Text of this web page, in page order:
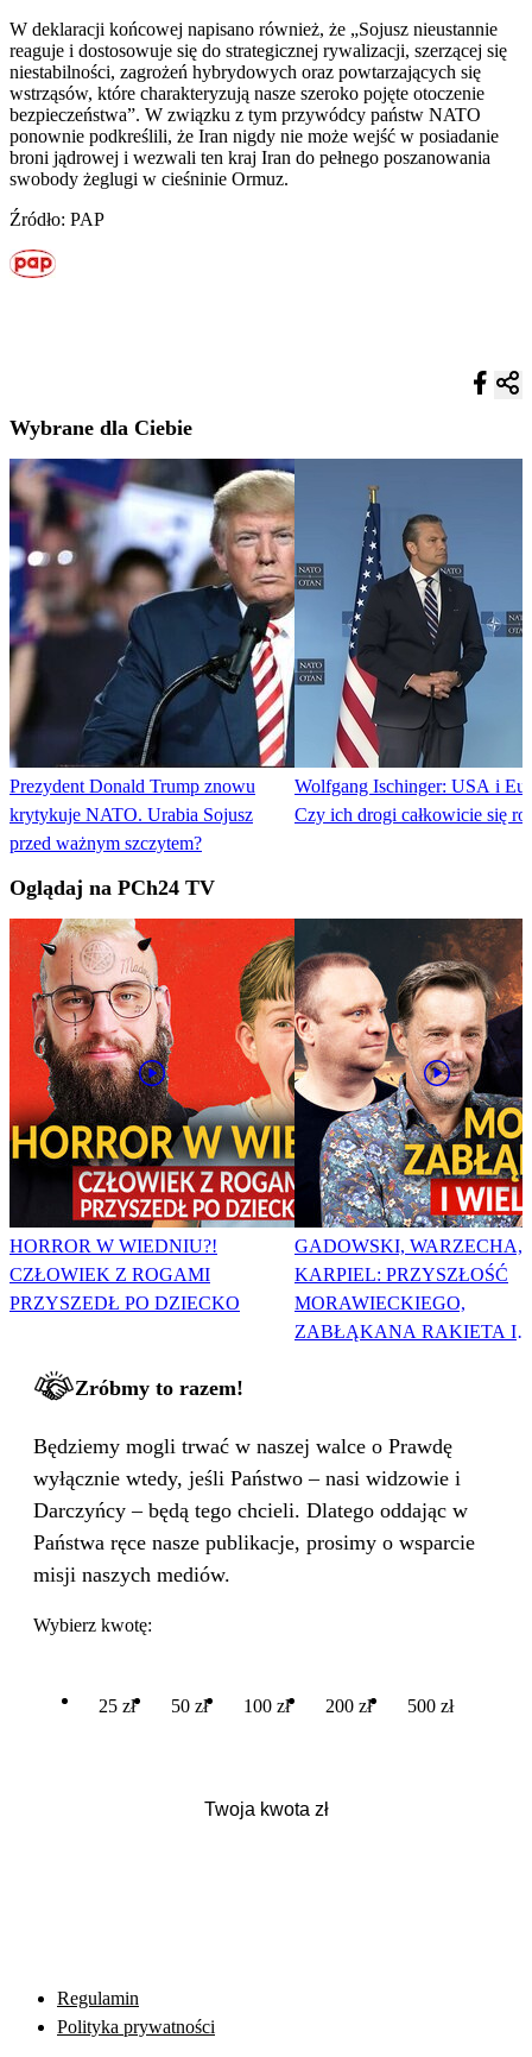
W deklaracji końcowej napisano również, że „Sojusz nieustannie
reaguje i dostosowuje się do strategicznej rywalizacji, szerzącej się
niestabilności, zagrożeń hybrydowych oraz powtarzających się
wstrząsów, które charakteryzują nasze szeroko pojęte otoczenie
bezpieczeństwa”. W związku z tym przywódcy państw NATO
ponownie podkreślili, że Iran nigdy nie może wejść w posiadanie
broni jądrowej i wezwali ten kraj Iran do pełnego poszanowania
swobody żeglugi w cieśninie Ormuz.
Źródło: PAP
Wybrane dla Ciebie
Prezydent Donald Trump znowu
krytykuje NATO. Urabia Sojusz
przed ważnym szczytem?
Wolfgang Ischinger: USA i
Czy ich drogi całkowicie się
Oglądaj na PCh24 TV
HORROR W WIEDNIU?!
CZŁOWIEK Z ROGAMI
PRZYSZEDŁ PO DZIECKO
GADOWSKI, WARZECHA,
KARPIEL: PRZYSZŁOŚĆ
MORAWIECKIEGO,
ZABŁĄKANA RAKIETA I
Zróbmy to razem!
Będziemy mogli trwać w naszej walce o Prawdę
wyłącznie wtedy, jeśli Państwo – nasi widzowie i
Darczyńcy – będą tego chcieli. Dlatego oddając w
Państwa ręce nasze publikacje, prosimy o wsparcie
misji naszych mediów.
Wybierz kwotę:
25 zł 50 zł 100 zł 200 zł 500 zł
Regulamin
Polityka prywatności